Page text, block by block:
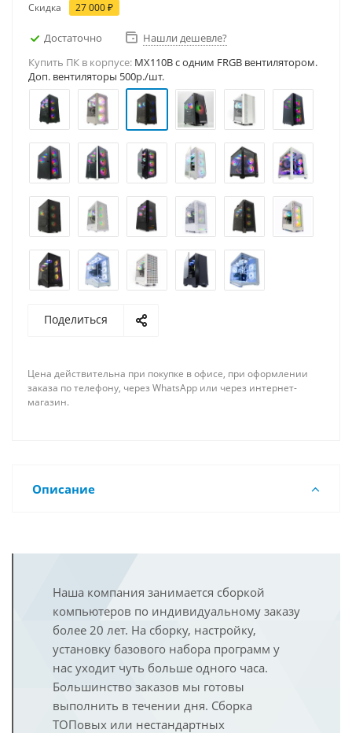
Скидка 27 000 ₽
Достаточно
Нашли дешевле?
Купить ПК в корпусе: MX110B c одним FRGB вентилятором.
Доп. вентиляторы 500р./шт.
Поделиться
Цена действительна при покупке в офисе, при оформлении
заказа по телефону, через WhatsApp или через интернет-
магазин.
Описание
Наша компания занимается сборкой
компьютеров по индивидуальному заказу
более 20 лет. На сборку, настройку,
установку базового набора программ у
нас уходит чуть больше одного часа.
Большинство заказов мы готовы
выполнить в течении дня. Сборка
ТОПовых или нестандартных